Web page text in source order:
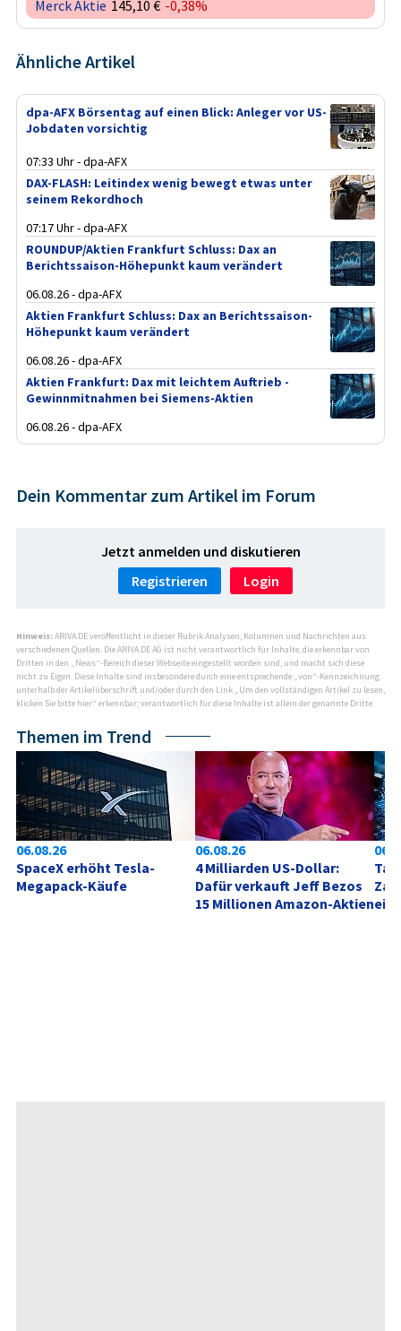
Merck Aktie 145,10 € -0,38%
Ähnliche Artikel
dpa-AFX Börsentag auf einen Blick: Anleger vor US-
Jobdaten vorsichtig
07:33 Uhr - dpa-AFX
DAX-FLASH: Leitindex wenig bewegt etwas unter
seinem Rekordhoch
07:17 Uhr - dpa-AFX
ROUNDUP/Aktien Frankfurt Schluss: Dax an
Berichtssaison-Höhepunkt kaum verändert
06.08.26 - dpa-AFX
Aktien Frankfurt Schluss: Dax an Berichtssaison-
Höhepunkt kaum verändert
06.08.26 - dpa-AFX
Aktien Frankfurt: Dax mit leichtem Auftrieb -
Gewinnmitnahmen bei Siemens-Aktien
06.08.26 - dpa-AFX
Dein Kommentar zum Artikel im Forum
Jetzt anmelden und diskutieren
Registrieren
Login
Hinweis:ARIVA.DE veröffentlicht in dieser Rubrik Analysen, Kolumnen und Nachrichten aus
verschiedenen Quellen. Die ARIVA.DE AG ist nicht verantwortlich für Inhalte, die erkennbar von
Dritten in den „News“-Bereich dieser Webseite eingestellt worden sind, und macht sich diese
nicht zu Eigen. Diese Inhalte sind insbesondere durch eine entsprechende „von“-Kennzeichnung
unterhalb der Artikelüberschrift und/oder durch den Link „Um den vollständigen Artikel zu lesen,
klicken Sie bitte hier.“ erkennbar; verantwortlich für diese Inhalte ist allein der genannte Dritte.
Themen im Trend
06.08.26
SpaceX erhöht Tesla-
Megapack-Käufe
06.08.26
4 Milliarden US-Dollar:
Dafür verkauft Jeff Bezos
15 Millionen Amazon-Aktien